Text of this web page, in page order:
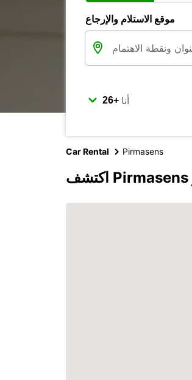
موقع الاستلام والإرجاع
أنا
Car Rental Pirmasens